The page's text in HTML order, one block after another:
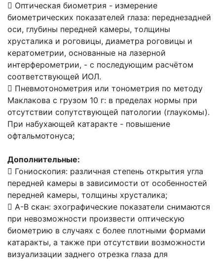
 Оптическая биометрия - измерение
биометрических показателей глаза: переднезадней
оси, глубины передней камеры, толщины
хрусталика и роговицы, диаметра роговицы и
кератометрии, основанные на лазерной
интерферометрии, - с последующим расчётом
соответствующей ИОЛ.
 Пневмотонометрия или тонометрия по методу
Маклакова с грузом 10 г: в пределах нормы при
отсутствии сопутствующей патологии (глаукомы).
При набухающей катаракте - повышение
офтальмотонуса;
Дополнительные:
 Гониоскопия: различная степень открытия угла
передней камеры в зависимости от особенностей
передней камеры, толщины хрусталика;
 А-В скан: эхографические показатели снимаются
при невозможности произвести оптическую
биометрию в случаях с более плотными формами
катаракты, а также при отсутствии возможности
визуализации заднего отрезка глаза для